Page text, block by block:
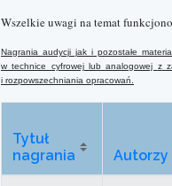
Wszelkie uwagi na temat
Nagrania audycji jak i pozostałe
w technice cyfrowej lub analogowej z
i rozpowszechniania opracowań.
Tytuł
nagrania
Autorzy